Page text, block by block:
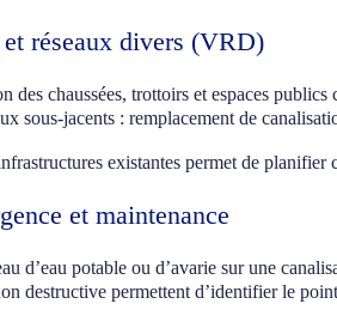
réseaux divers (VRD)
des chaussées, trottoirs et espaces
sous-jacents : remplacement de
existantes permet de
et maintenance
d’eau potable ou d’avarie sur une
destructive permettent d’identifier le